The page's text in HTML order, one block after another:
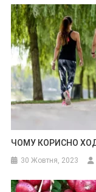
ЧОМУ КОРИСНО
30 Жовтня, 2023